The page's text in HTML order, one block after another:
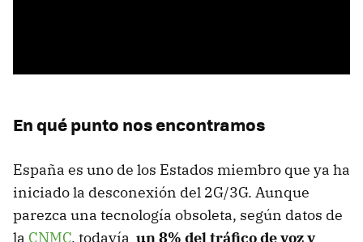
En qué punto nos encontramos
España es uno de los Estados miembro que ya ha
iniciado la desconexión del 2G/3G. Aunque
parezca una tecnología obsoleta, según datos de
la CNMC, todavía un 8% del tráfico de voz y